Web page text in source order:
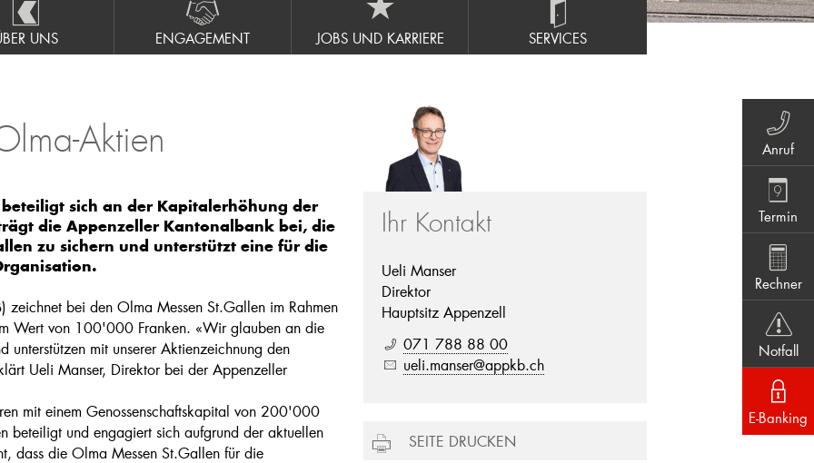
UNS ENGAGEMENT JOBS UND KARRIERE SERVICES
Aktien
sich an der Kapitalerhöhung der
die Appenzeller Kantonalbank bei, die
zu sichern und unterstützt eine für die
zeichnet bei den Olma Messen St.Gallen im Rahmen
Wert von 100'000 Franken. «Wir glauben an die
unterstützen mit unserer Aktienzeichnung den
Ueli Manser, Direktor bei der Appenzeller
mit einem Genossenschaftskapital von 200'000
beteiligt und engagiert sich aufgrund der aktuellen
dass die Olma Messen St.Gallen für die
Ihr Kontakt
Ueli Manser
Direktor
Hauptsitz Appenzell
071 788 88 00
ueli.manser@appkb.ch
SEITE DRUCKEN
Anruf
Termin
Rechner
Notfall
E-Banking